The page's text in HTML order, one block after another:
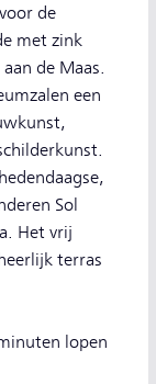
de
met zink
de Maas.
een
Sol
Het vrij
terras
lopen